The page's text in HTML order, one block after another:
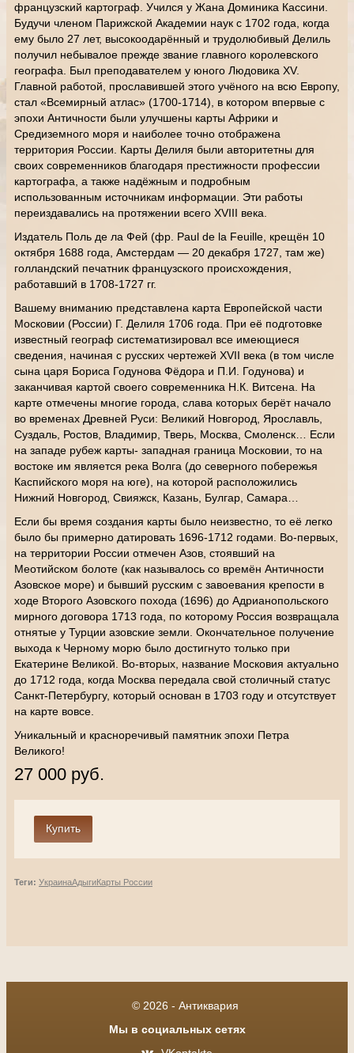
французский картограф. Учился у Жана Доминика Кассини.
Будучи членом Парижской Академии наук с 1702 года, когда
ему было 27 лет, высокоодарённый и трудолюбивый Делиль
получил небывалое прежде звание главного королевского
географа. Был преподавателем у юного Людовика XV.
Главной работой, прославившей этого учёного на всю Европу,
стал «Всемирный атлас» (1700-1714), в котором впервые с
эпохи Античности были улучшены карты Африки и
Средиземного моря и наиболее точно отображена
территория России. Карты Делиля были авторитетны для
своих современников благодаря престижности профессии
картографа, а также надёжным и подробным
использованным источникам информации. Эти работы
переиздавались на протяжении всего XVIII века.
Издатель Поль де ла Фей (фр. Paul de la Feuille, крещён 10
октября 1688 года, Амстердам — 20 декабря 1727, там же)
голландский печатник французского происхождения,
работавший в 1708-1727 гг.
Вашему вниманию представлена карта Европейской части
Московии (России) Г. Делиля 1706 года. При её подготовке
известный географ систематизировал все имеющиеся
сведения, начиная с русских чертежей XVII века (в том числе
сына царя Бориса Годунова Фёдора и П.И. Годунова) и
заканчивая картой своего современника Н.К. Витсена. На
карте отмечены многие города, слава которых берёт начало
во временах Древней Руси: Великий Новгород, Ярославль,
Суздаль, Ростов, Владимир, Тверь, Москва, Смоленск… Если
на западе рубеж карты- западная граница Московии, то на
востоке им является река Волга (до северного побережья
Каспийского моря на юге), на которой расположились
Нижний Новгород, Свияжск, Казань, Булгар, Самара…
Если бы время создания карты было неизвестно, то её легко
было бы примерно датировать 1696-1712 годами. Во-первых,
на территории России отмечен Азов, стоявший на
Меотийском болоте (как называлось со времён Античности
Азовское море) и бывший русским с завоевания крепости в
ходе Второго Азовского похода (1696) до Адрианопольского
мирного договора 1713 года, по которому Россия возвращала
отнятые у Турции азовские земли. Окончательное получение
выхода к Черному морю было достигнуто только при
Екатерине Великой. Во-вторых, название Московия актуально
до 1712 года, когда Москва передала свой столичный статус
Санкт-Петербургу, который основан в 1703 году и отсутствует
на карте вовсе.
Уникальный и красноречивый памятник эпохи Петра
Великого!
27 000 руб.
Теги: УкраинаАдыгиКарты России
© 2026 - Антиквария
Мы в социальных сетях